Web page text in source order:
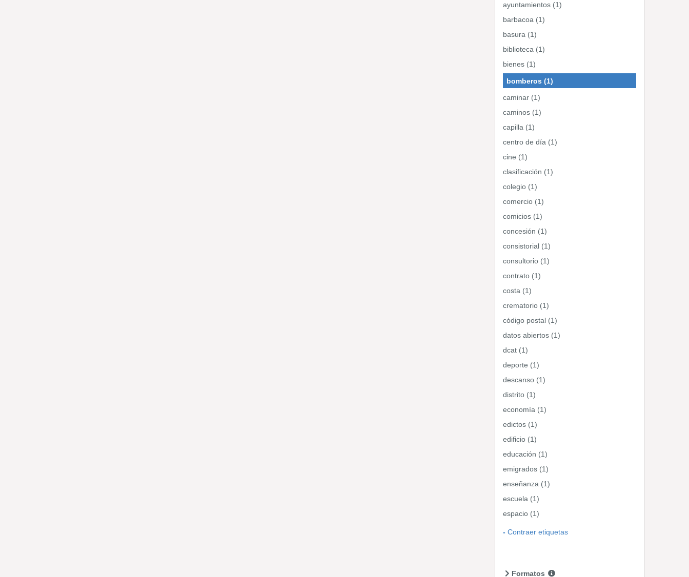
ayuntamientos (1)
barbacoa (1)
basura (1)
biblioteca (1)
bienes (1)
bomberos (1)
caminar (1)
caminos (1)
capilla (1)
centro de día (1)
cine (1)
clasificación (1)
colegio (1)
comercio (1)
comicios (1)
concesión (1)
consistorial (1)
consultorio (1)
contrato (1)
costa (1)
crematorio (1)
código postal (1)
datos abiertos (1)
dcat (1)
deporte (1)
descanso (1)
distrito (1)
economía (1)
edictos (1)
edificio (1)
educación (1)
emigrados (1)
enseñanza (1)
escuela (1)
espacio (1)
Contraer etiquetas
Formatos